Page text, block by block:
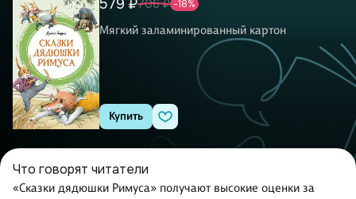
579 ₽706 ₽ -18%
Мягкий заламинированный картон
Купить
Что говорят читатели
«Сказки дядюшки Римуса» получают высокие оценки за